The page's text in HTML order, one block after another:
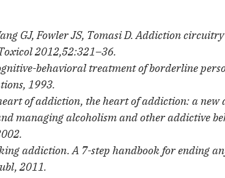
GJ, Fowler JS, Tomasi D. Addiction
2012,52:321–36.
behavioral treatment of borderline
1993.
of addiction, the heart of addiction: a new
managing alcoholism and other addictive
addiction. A 7-step handbook for ending
2011.